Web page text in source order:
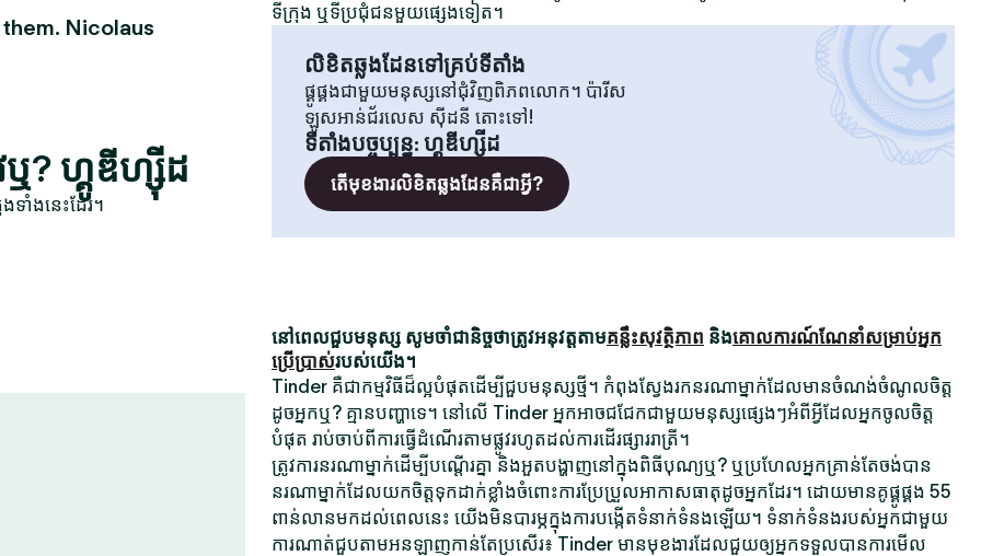
Nicolaus
ឬ? ហ្គូឌីហ្ស៊ីដ
ាំងនេះដែរ។
ទីក្រុង ឬទីប្រជុំជនមួយផ្សេងទៀត។
លិខិតឆ្លងដែនទៅគ្រប់ទីតាំង
ផ្គូផ្គងជាមួយមនុស្សនៅជុំវិញពិភពលោក។ ប៉ារីស
ឡូសអាន់ជ័រលេស ស៊ីដនី តោះទៅ!
ទីតាំងបច្ចុប្បន្ន: ហ្គូឌីហ្ស៊ីដ
តើមុខងារលិខិតឆ្លងដែនគឺជាអ្វី?
នៅពេលជួបមនុស្ស សូមចាំជានិច្ចថាត្រូវអនុវត្តតាមគន្លឹះសុវត្ថិភាព និងគោលការណ៍ណែនាំសម្រាប់អ្នក
ប្រើប្រាស់របស់យើង។
Tinder គឺជាកម្មវិធីដ៏ល្អបំផុតដើម្បីជួបមនុស្សថ្មី។ កំពុងស្វែងរកនរណាម្នាក់ដែលមានចំណង់ចំណូលចិត្ត
ដូចអ្នកឬ? គ្មានបញ្ហាទេ។ នៅលើ Tinder អ្នកអាចជជែកជាមួយមនុស្សផ្សេងៗអំពីអ្វីដែលអ្នកចូលចិត្ត
បំផុត រាប់ចាប់ពីការធ្វើដំណើរតាមផ្លូវរហូតដល់ការដើរផ្សាររាត្រី។
ត្រូវការនរណាម្នាក់ដើម្បីបណ្តើរគ្នា និងអួតបង្ហាញនៅក្នុងពិធីបុណ្យឬ? ឬប្រហែលអ្នកគ្រាន់តែចង់បាន
នរណាម្នាក់ដែលយកចិត្តទុកដាក់ខ្លាំងចំពោះការប្រែប្រួលអាកាសធាតុដូចអ្នកដែរ។ ដោយមានគូផ្គូផ្គង 55
ពាន់លានមកដល់ពេលនេះ យើងមិនបារម្ភក្នុងការបង្កើតទំនាក់ទំនងឡើយ។ ទំនាក់ទំនងរបស់អ្នកជាមួយ
ការណាត់ជួបតាមអនឡាញកាន់តែប្រសើរ៖ Tinder មានមុខងារដែលជួយឲ្យអ្នកទទួលបានការមើល